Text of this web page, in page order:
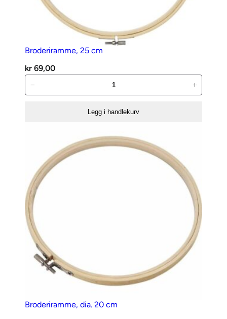
Broderiramme, 25 cm
kr 69,00
25
− +
Legg i handlekurv
Broderiramme, dia. 20 cm